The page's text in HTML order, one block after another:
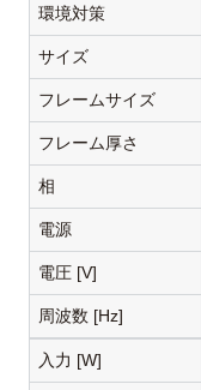
環境対策
サイズ
フレームサイズ
フレーム厚さ
相
電源
電圧 [V]
周波数 [Hz]
入力 [W]